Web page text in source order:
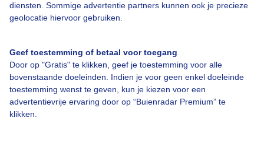
diensten. Sommige advertentie partners kunnen ook je precieze
geolocatie hiervoor gebruiken.
Geef toestemming of betaal voor toegang
Door op "Gratis" te klikken, geef je toestemming voor alle
bovenstaande doeleinden. Indien je voor geen enkel doeleinde
toestemming wenst te geven, kun je kiezen voor een
advertentievrije ervaring door op “Buienradar Premium” te
klikken.
Over Buienradar
Bedrijfsgegevens
Veelgestelde vragen
Toegankelijkheid